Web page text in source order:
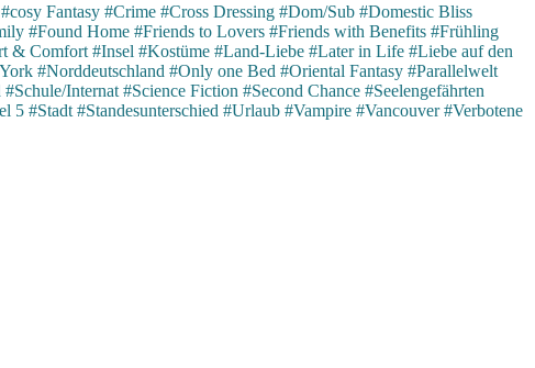
#cosy Fantasy #Crime #Cross Dressing #Dom/Sub #Domestic Bliss
#Found Home #Friends to Lovers #Friends with Benefits #Frühling
& Comfort #Insel #Kostüme #Land-Liebe #Later in Life #Liebe auf den
#Norddeutschland #Only one Bed #Oriental Fantasy #Parallelwelt
#Schule/Internat #Science Fiction #Second Chance #Seelengefährten
5 #Stadt #Standesunterschied #Urlaub #Vampire #Vancouver #Verbotene